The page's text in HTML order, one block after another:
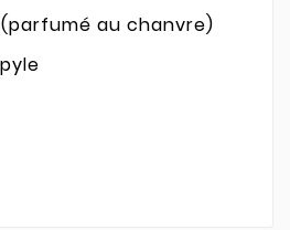
(parfumé au chanvre)